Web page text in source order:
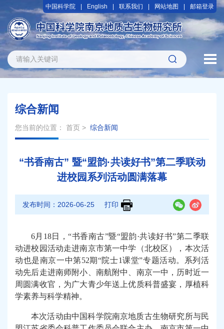
中国科学院 English 联系我们 网站地图 邮箱登录
综合新闻
您当前的位置： 首页 > 综合新闻
“书香南古” 暨“盟韵·共读好书”第二季联动
进校园系列活动圆满落幕
发布时间： 2026-06-25 打印
6月18日，“书香南古”暨“盟韵·共读好书”第二季联
动进校园活动走进南京市第一中学（北校区）， 本次活
动也是南京一中第52期“院士1课堂”专题活动。系列活
动先后走进南师附小、南航附中、南京一中，历时近一
周圆满收官，为广大青少年送上优质科普盛宴，厚植科
学素养与科学精神。
本次活动由中国科学院南京地质古生物研究所与民